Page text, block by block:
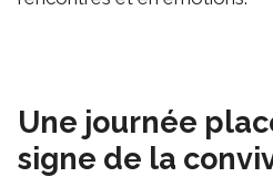
Une journée
signe de la